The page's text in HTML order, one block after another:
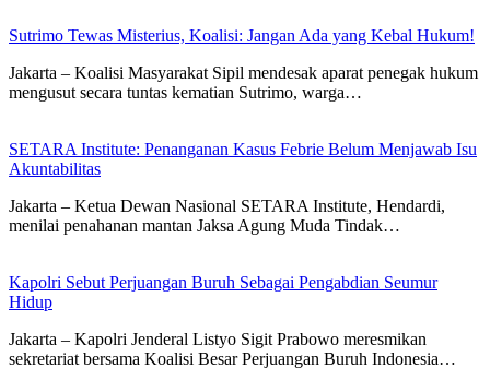
Sutrimo Tewas Misterius, Koalisi: Jangan Ada yang Kebal Hukum!
Jakarta – Koalisi Masyarakat Sipil mendesak aparat penegak hukum
mengusut secara tuntas kematian Sutrimo, warga…
SETARA Institute: Penanganan Kasus Febrie Belum Menjawab Isu
Akuntabilitas
Jakarta – Ketua Dewan Nasional SETARA Institute, Hendardi,
menilai penahanan mantan Jaksa Agung Muda Tindak…
Kapolri Sebut Perjuangan Buruh Sebagai Pengabdian Seumur
Hidup
Jakarta – Kapolri Jenderal Listyo Sigit Prabowo meresmikan
sekretariat bersama Koalisi Besar Perjuangan Buruh Indonesia…